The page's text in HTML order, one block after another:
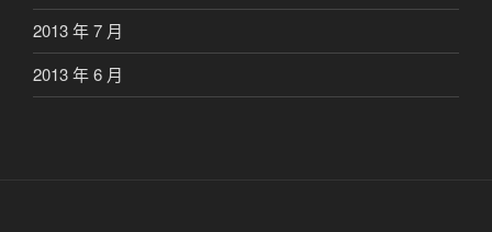
2013 年 7 月
2013 年 6 月